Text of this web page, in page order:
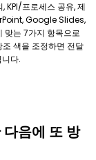
KPI/프로세스 공유, 제
Google Slides,
는 7가지 항목으로
색을 조정하면 전달
다.
음에 또 방